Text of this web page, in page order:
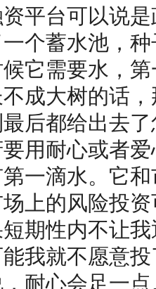
台可以说是
个蓄水池，
它需要水，
成大树的话
后都给出去
用耐心或者
一滴水。它
上的风险投
期性内不让
我就不愿意
耐心会足一点